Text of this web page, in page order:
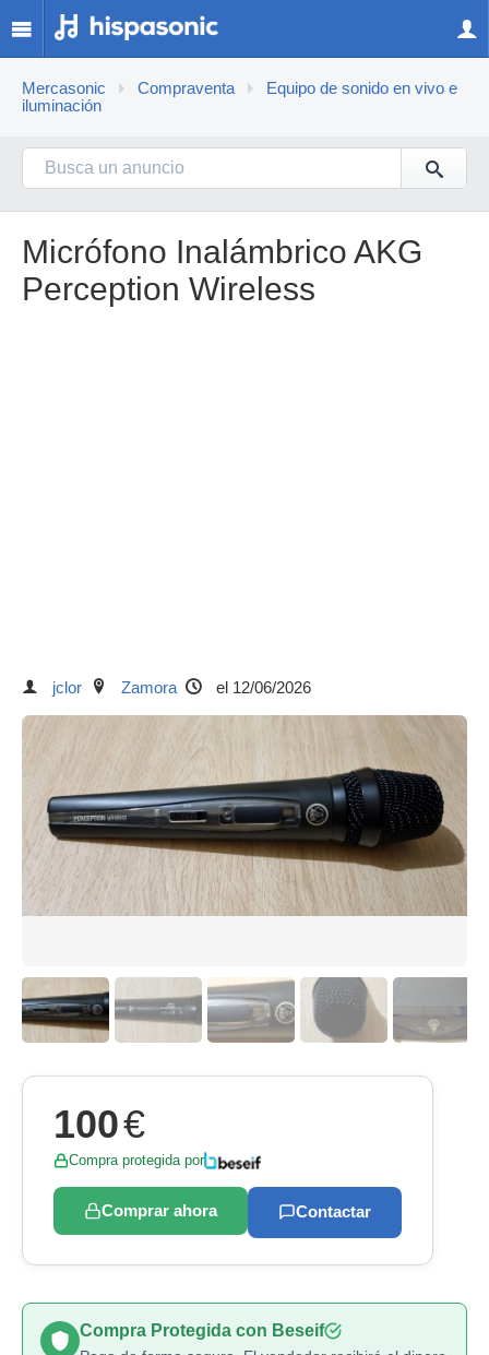
Mercasonic Compraventa
Equipo de sonido en vivo e
iluminación
Micrófono Inalámbrico AKG
Perception Wireless
jclor Zamora el 12/06/2026
100€
Compra protegida por
Comprar ahora Contactar
Compra Protegida con Beseif